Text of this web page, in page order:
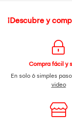
¡Descubre y
Compra fácil y
En solo 6 simples
video